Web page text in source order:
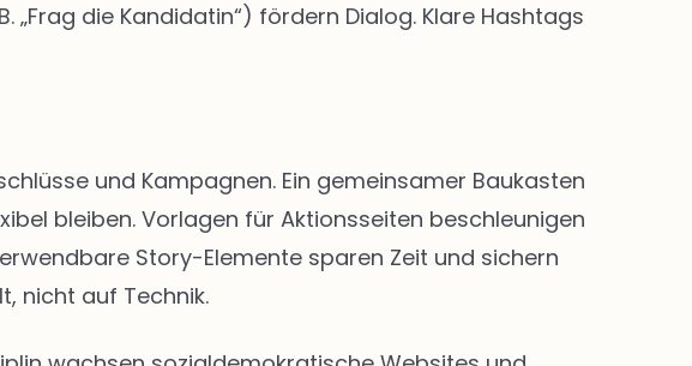
die Kandidatin“) fördern Dialog. Klare Hashtags
und Kampagnen. Ein gemeinsamer Baukasten
bleiben. Vorlagen für Aktionsseiten beschleunigen
Story-Elemente sparen Zeit und sichern
nicht auf Technik.